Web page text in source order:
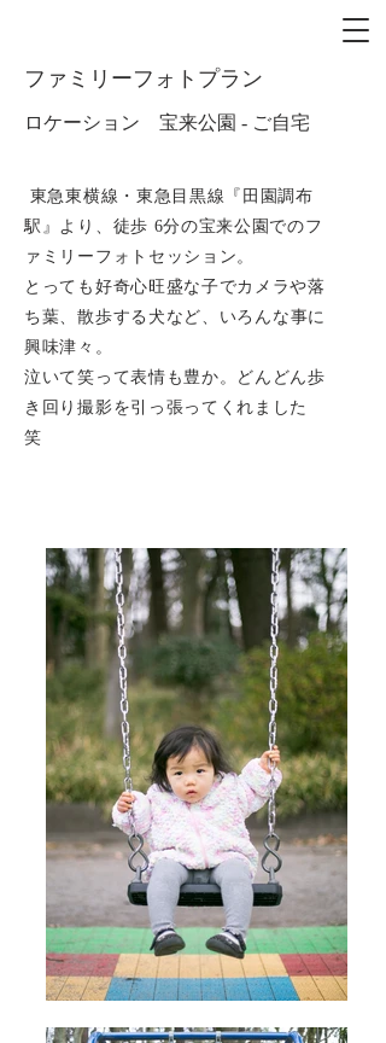
​ファミリーフォトプラン
​ロケーション 宝来公園 - ご自宅
東急東横線・東急目黒線『田園調布
駅』より、徒歩 6分の宝来公園でのフ
ァミリーフォトセッション。
とっても好奇心旺盛な子でカメラや落
ち葉、散歩する犬など、いろんな事に
興味津々。
泣いて笑って表情も豊か。どんどん歩
き回り撮影を引っ張ってくれました
笑